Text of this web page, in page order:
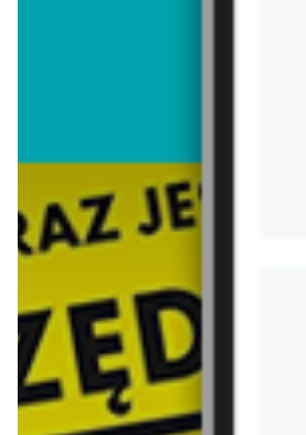
Trafiłeś na
Zobacz aktualne
aktualna